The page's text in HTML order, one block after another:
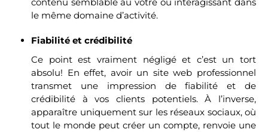
contenu semblable au votre ou interagissant dans
le même domaine d’activité.
Fiabilité et crédibilité
Ce point est vraiment négligé et c’est un tort
absolu! En effet, avoir un site web professionnel
transmet une impression de fiabilité et de
crédibilité à vos clients potentiels. À l’inverse,
apparaître uniquement sur les réseaux sociaux, où
tout le monde peut créer un compte, renvoie une